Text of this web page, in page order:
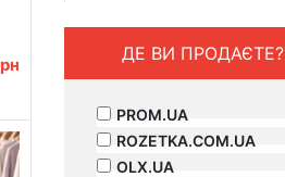
ДЕ ВИ ПРОДАЄТЕ?
PROM.UA
ROZETKA.COM.UA
OLX.UA